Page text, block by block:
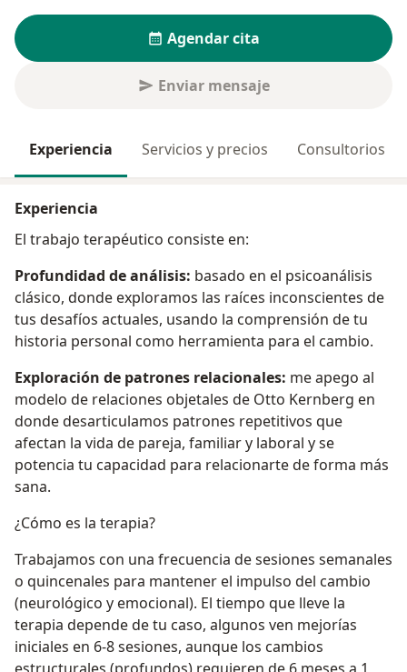
Agendar cita
Enviar mensaje
Experiencia Servicios y precios Consultorios
Experiencia
El trabajo terapéutico consiste en:
Profundidad de análisis: basado en el psicoanálisis
clásico, donde exploramos las raíces inconscientes de
tus desafíos actuales, usando la comprensión de tu
historia personal como herramienta para el cambio.
Exploración de patrones relacionales: me apego al
modelo de relaciones objetales de Otto Kernberg en
donde desarticulamos patrones repetitivos que
afectan la vida de pareja, familiar y laboral y se
potencia tu capacidad para relacionarte de forma más
sana.
¿Cómo es la terapia?
Trabajamos con una frecuencia de sesiones semanales
o quincenales para mantener el impulso del cambio
(neurológico y emocional). El tiempo que lleve la
terapia depende de tu caso, algunos ven mejorías
iniciales en 6-8 sesiones, aunque los cambios